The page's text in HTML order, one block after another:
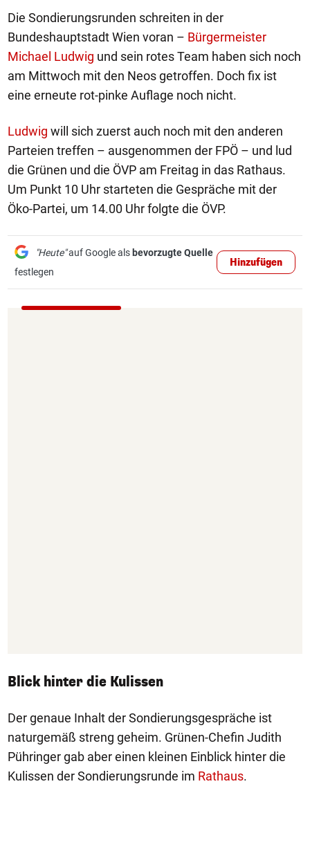
Die Sondierungsrunden schreiten in der
Bundeshauptstadt Wien voran – Bürgermeister
Michael Ludwig und sein rotes Team haben sich noch
am Mittwoch mit den Neos getroffen. Doch fix ist
eine erneute rot-pinke Auflage noch nicht.
Ludwig will sich zuerst auch noch mit den anderen
Parteien treffen – ausgenommen der FPÖ – und lud
die Grünen und die ÖVP am Freitag in das Rathaus.
Um Punkt 10 Uhr starteten die Gespräche mit der
Öko-Partei, um 14.00 Uhr folgte die ÖVP.
"Heute"auf Google als bevorzugte Quelle
festlegen
Hinzufügen
Blick hinter die Kulissen
Der genaue Inhalt der Sondierungsgespräche ist
naturgemäß streng geheim. Grünen-Chefin Judith
Pühringer gab aber einen kleinen Einblick hinter die
Kulissen der Sondierungsrunde im Rathaus.